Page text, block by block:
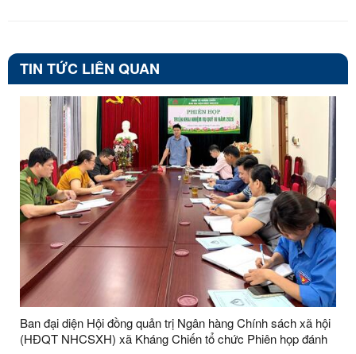
TIN TỨC LIÊN QUAN
Ban đại diện Hội đồng quản trị Ngân hàng Chính sách xã hội
(HĐQT NHCSXH) xã Kháng Chiến tổ chức Phiên họp đánh